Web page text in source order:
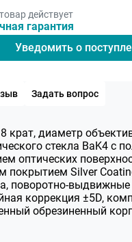
действует
гарантия
Уведомить о
Задать вопрос
крат, диаметр
стекла BaK4 с
оптических
покрытием Silver
поворотно-выдвижные
коррекция ±5D,
обрезиненный